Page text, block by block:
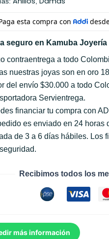
seguro en Kamuba Joyería
contraentrega a todo
nuestras joyas son en oro
del envío $30.000 a todo
Servientrega.
financiar tu compra con
es enviado en 24 horas
de 3 a 6 días hábiles.
Recibimos todos los
más información